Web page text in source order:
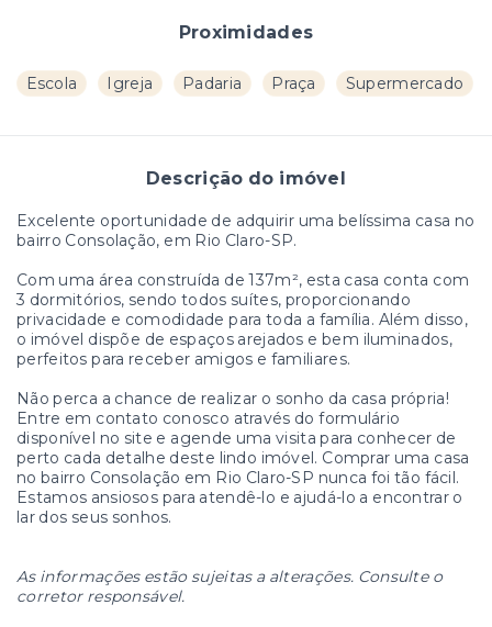
Proximidades
Escola Igreja Padaria Praça Supermercado
Descrição do imóvel
Excelente oportunidade de adquirir uma belíssima casa no
bairro Consolação, em Rio Claro-SP.
Com uma área construída de 137m², esta casa conta com
3 dormitórios, sendo todos suítes, proporcionando
privacidade e comodidade para toda a família. Além disso,
o imóvel dispõe de espaços arejados e bem iluminados,
perfeitos para receber amigos e familiares.
Não perca a chance de realizar o sonho da casa própria!
Entre em contato conosco através do formulário
disponível no site e agende uma visita para conhecer de
perto cada detalhe deste lindo imóvel. Comprar uma casa
no bairro Consolação em Rio Claro-SP nunca foi tão fácil.
Estamos ansiosos para atendê-lo e ajudá-lo a encontrar o
lar dos seus sonhos.
As informações estão sujeitas a alterações. Consulte o
corretor responsável.